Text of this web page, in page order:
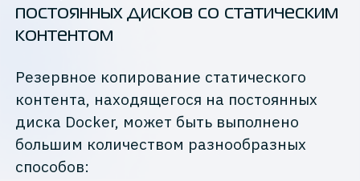
постоянных дисков со статическим
контентом
Резервное копирование статического
контента, находящегося на постоянных
диска Docker, может быть выполнено
большим количеством разнообразных
способов: